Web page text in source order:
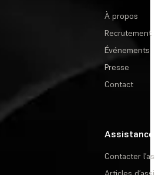
À propos
Recrutement
Événements
Presse
Contact
Assistance
Contacter